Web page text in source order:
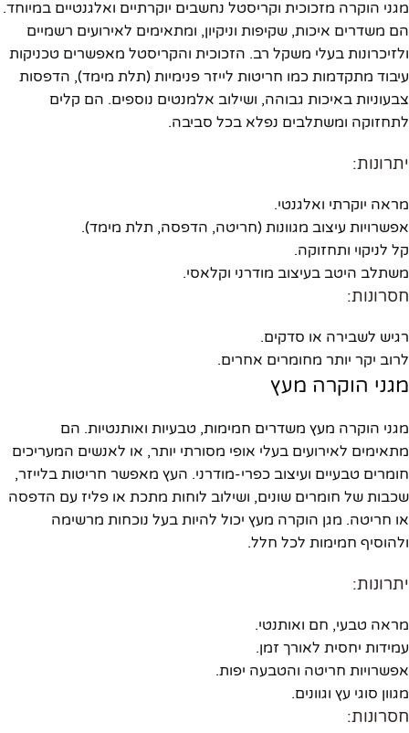
מגני הוקרה מזכוכית וקריסטל נחשבים יוקרתיים ואלגנטיים במיוחד.
הם משדרים איכות, שקיפות וניקיון, ומתאימים לאירועים רשמיים
ולזיכרונות בעלי משקל רב. הזכוכית והקריסטל מאפשרים טכניקות
עיבוד מתקדמות כמו חריטות לייזר פנימיות (תלת מימד), הדפסות
צבעוניות באיכות גבוהה, ושילוב אלמנטים נוספים. הם קלים
לתחזוקה ומשתלבים נפלא בכל סביבה.
יתרונות:
מראה יוקרתי ואלגנטי.
אפשרויות עיצוב מגוונות (חריטה, הדפסה, תלת מימד).
קל לניקוי ותחזוקה.
משתלב היטב בעיצוב מודרני וקלאסי.
חסרונות:
רגיש לשבירה או סדקים.
לרוב יקר יותר מחומרים אחרים.
מגני הוקרה מעץ
מגני הוקרה מעץ משדרים חמימות, טבעיות ואותנטיות. הם
מתאימים לאירועים בעלי אופי מסורתי יותר, או לאנשים המעריכים
חומרים טבעיים ועיצוב כפרי-מודרני. העץ מאפשר חריטות בלייזר,
שכבות של חומרים שונים, ושילוב לוחות מתכת או פליז עם הדפסה
או חריטה. מגן הוקרה מעץ יכול להיות בעל נוכחות מרשימה
ולהוסיף חמימות לכל חלל.
יתרונות:
מראה טבעי, חם ואותנטי.
עמידות יחסית לאורך זמן.
אפשרויות חריטה והטבעה יפות.
מגוון סוגי עץ וגוונים.
חסרונות: